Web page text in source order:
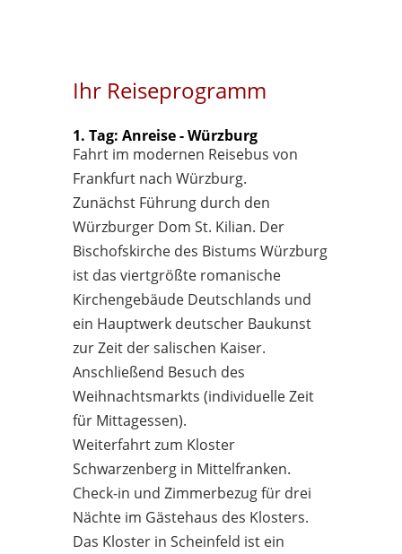
Ihr Reiseprogramm
1. Tag: Anreise - Würzburg
Fahrt im modernen Reisebus von
Frankfurt nach Würzburg.
Zunächst Führung durch den
Würzburger Dom St. Kilian. Der
Bischofskirche des Bistums Würzburg
ist das viertgrößte romanische
Kirchengebäude Deutschlands und
ein Hauptwerk deutscher Baukunst
zur Zeit der salischen Kaiser.
Anschließend Besuch des
Weihnachtsmarkts (individuelle Zeit
für Mittagessen).
Weiterfahrt zum Kloster
Schwarzenberg in Mittelfranken.
Check-in und Zimmerbezug für drei
Nächte im Gästehaus des Klosters.
Das Kloster in Scheinfeld ist ein